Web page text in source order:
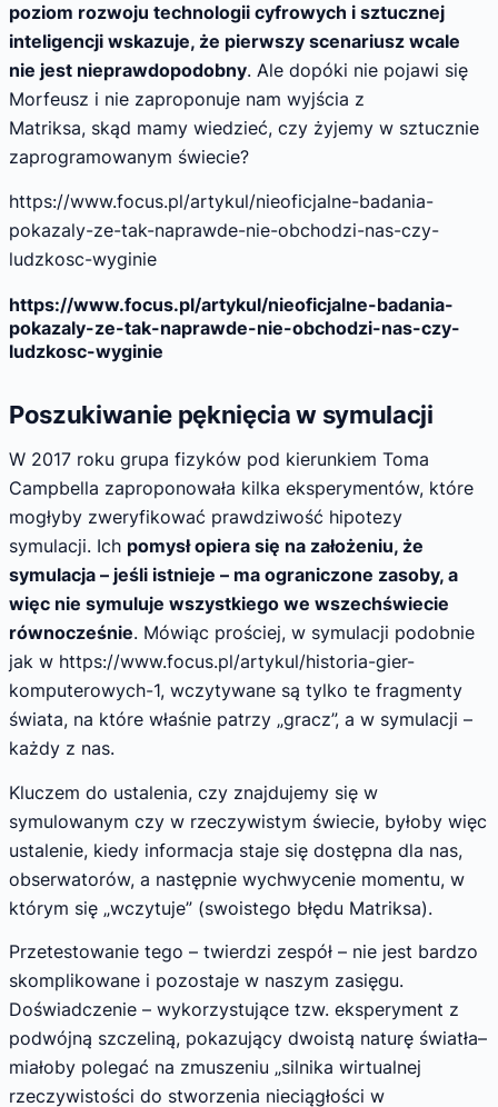
poziom rozwoju technologii cyfrowych i sztucznej
inteligencji wskazuje, że pierwszy scenariusz wcale
nie jest nieprawdopodobny. Ale dopóki nie pojawi się
Morfeusz i nie zaproponuje nam wyjścia z
Matriksa, skąd mamy wiedzieć, czy żyjemy w sztucznie
zaprogramowanym świecie?
https://www.focus.pl/artykul/nieoficjalne-badania-
pokazaly-ze-tak-naprawde-nie-obchodzi-nas-czy-
ludzkosc-wyginie
https://www.focus.pl/artykul/nieoficjalne-badania-
pokazaly-ze-tak-naprawde-nie-obchodzi-nas-czy-
ludzkosc-wyginie
Poszukiwanie pęknięcia w symulacji
W 2017 roku grupa fizyków pod kierunkiem Toma
Campbella zaproponowała kilka eksperymentów, które
mogłyby zweryfikować prawdziwość hipotezy
symulacji. Ich pomysł opiera się na założeniu, że
symulacja – jeśli istnieje – ma ograniczone zasoby, a
więc nie symuluje wszystkiego we wszechświecie
równocześnie. Mówiąc prościej, w symulacji podobnie
jak w https://www.focus.pl/artykul/historia-gier-
komputerowych-1, wczytywane są tylko te fragmenty
świata, na które właśnie patrzy „gracz”, a w symulacji –
każdy z nas.
Kluczem do ustalenia, czy znajdujemy się w
symulowanym czy w rzeczywistym świecie, byłoby więc
ustalenie, kiedy informacja staje się dostępna dla nas,
obserwatorów, a następnie wychwycenie momentu, w
którym się „wczytuje” (swoistego błędu Matriksa).
Przetestowanie tego – twierdzi zespół – nie jest bardzo
skomplikowane i pozostaje w naszym zasięgu.
Doświadczenie – wykorzystujące tzw. eksperyment z
podwójną szczeliną, pokazujący dwoistą naturę światła–
miałoby polegać na zmuszeniu „silnika wirtualnej
rzeczywistości do stworzenia nieciągłości w